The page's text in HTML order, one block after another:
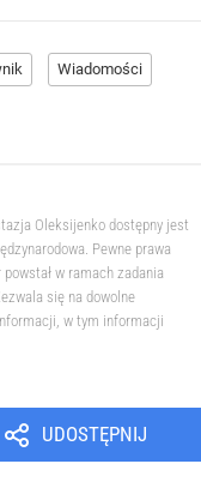
Wiadomości
Oleksijenko dostępny jest
Pewne prawa
w ramach zadania
się na dowolne
w tym informacji
UDOSTĘPNIJ